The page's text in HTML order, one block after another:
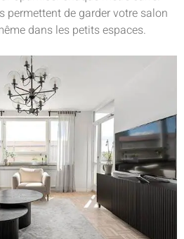
permettent de garder votre salon
dans les petits espaces.